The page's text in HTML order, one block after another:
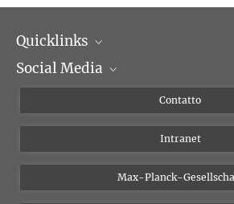
Quicklinks
Dipartimenti di ricerca
Social Media
Instagram
Bluesky
Contatto
Intranet
Max-Planck-